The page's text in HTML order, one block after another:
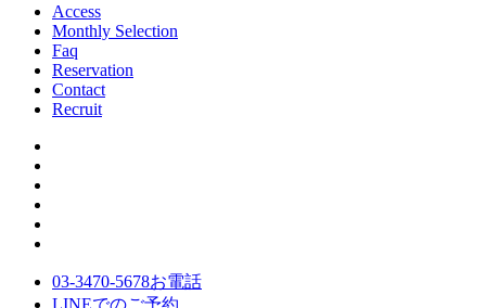
Access
Monthly Selection
Faq
Reservation
Contact
Recruit
03-3470-5678お電話
LINEでのご予約